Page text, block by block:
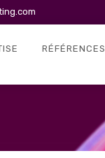
RÉFÉRENCES